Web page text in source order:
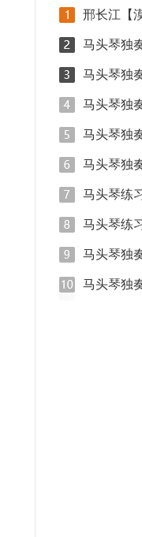
邢长江【
马头琴独
马头琴独
马头琴独
马头琴独
马头琴独
马头琴独
马头琴独